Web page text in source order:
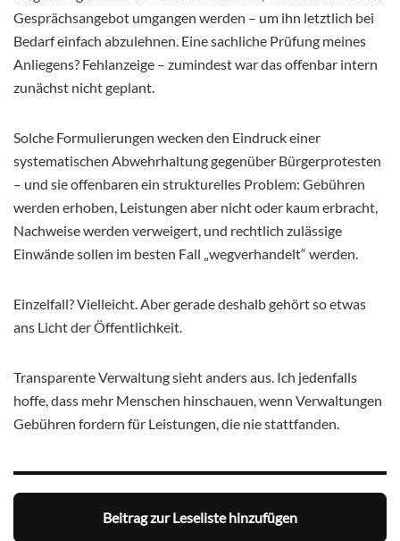
Gesprächsangebot umgangen werden – um ihn letztlich bei
Bedarf einfach abzulehnen. Eine sachliche Prüfung meines
Anliegens? Fehlanzeige – zumindest war das offenbar intern
zunächst nicht geplant.
Solche Formulierungen wecken den Eindruck einer
systematischen Abwehrhaltung gegenüber Bürgerprotesten
– und sie offenbaren ein strukturelles Problem: Gebühren
werden erhoben, Leistungen aber nicht oder kaum erbracht,
Nachweise werden verweigert, und rechtlich zulässige
Einwände sollen im besten Fall „wegverhandelt“ werden.
Einzelfall? Vielleicht. Aber gerade deshalb gehört so etwas
ans Licht der Öffentlichkeit.
Transparente Verwaltung sieht anders aus. Ich jedenfalls
hoffe, dass mehr Menschen hinschauen, wenn Verwaltungen
Gebühren fordern für Leistungen, die nie stattfanden.
Beitrag zur Leseliste hinzufügen